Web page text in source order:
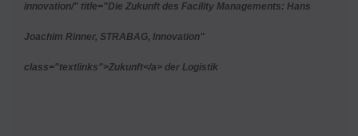
innovation/" title="Die Zukunft des Facility Managements: Hans
Joachim Rinner, STRABAG, Innovation"
class="textlinks">Zukunft</a> der Logistik